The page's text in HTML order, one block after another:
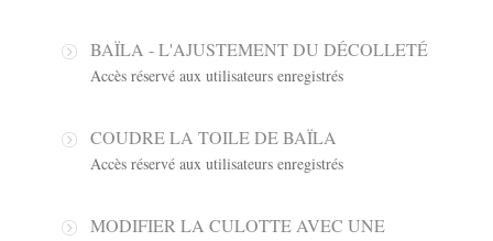
BAÏLA - L'AJUSTEMENT DU DÉCOLLETÉ
Accès réservé aux utilisateurs enregistrés
COUDRE LA TOILE DE BAÏLA
Accès réservé aux utilisateurs enregistrés
MODIFIER LA CULOTTE AVEC UNE